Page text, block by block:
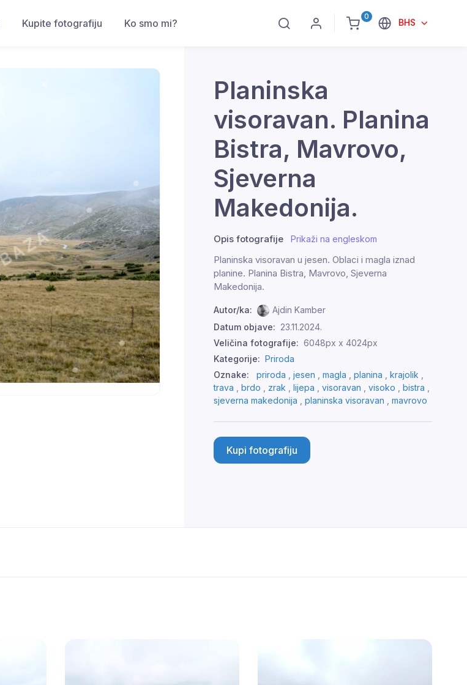
0
BHS
Kupite fotografiju Ko smo mi?
Planinska
visoravan. Planina
Bistra, Mavrovo,
Sjeverna
Makedonija.
Opis fotografije Prikaži na engleskom
Planinska visoravan u jesen. Oblaci i magla iznad
planine. Planina Bistra, Mavrovo, Sjeverna
Makedonija.
Autor/ka:
Ajdin Kamber
Datum objave: 23.11.2024.
Veličina fotografije: 6048px x 4024px
Kategorije: Priroda
Oznake:
priroda , jesen , magla , planina , krajolik ,
trava , brdo , zrak , lijepa , visoravan , visoko , bistra ,
sjeverna makedonija , planinska visoravan , mavrovo
Kupi fotografiju